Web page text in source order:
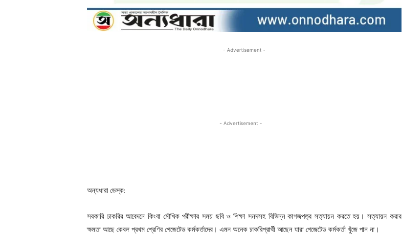
- Advertisement -
- Advertisement -
অন্যধারা ডেস্ক:
সরকারি চাকরির আবেদনে কিংবা মৌখিক পরীক্ষার সময় ছবি ও শিক্ষা সনদসহ বিভিন্ন কাগজপত্র সত্যায়ন করতে হয়। সত্যায়ন করার
ক্ষমতা আছে কেবল প্রথম শ্রেণির গেজেটেড কর্মকর্তাদের। এমন অনেক চাকরিপ্রার্থী আছেন যারা গেজেটেড কর্মকর্তা খুঁজে পান না।